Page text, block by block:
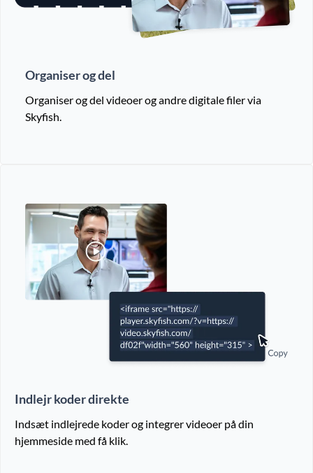
Organiser og del
Organiser og del videoer og andre digitale filer via
Skyfish.
Indlejr koder direkte
Indsæt indlejrede koder og integrer videoer på din
hjemmeside med få klik.